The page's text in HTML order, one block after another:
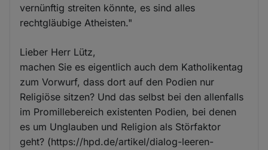
vernünftig streiten könnte, es sind alles
rechtgläubige Atheisten."
Lieber Herr Lütz,
machen Sie es eigentlich auch dem Katholikentag
zum Vorwurf, dass dort auf den Podien nur
Religiöse sitzen? Und das selbst bei den allenfalls
im Promillebereich existenten Podien, bei denen
es um Unglauben und Religion als Störfaktor
geht? (https://hpd.de/artikel/dialog-leeren-